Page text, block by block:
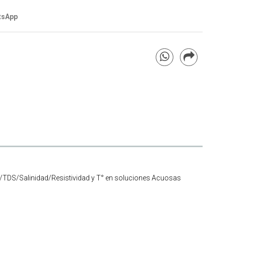
Salinidad/Resistividad y T° en soluciones Acuosas